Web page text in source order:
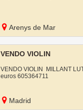
Arenys de Mar
VENDO VIOLIN
VENDO VIOLIN MILLANT
euros 605364711
Madrid